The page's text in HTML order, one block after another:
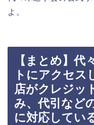
よ。
【まとめ】代
トにアクセス
店がクレジッ
み、代引など
に対応してい